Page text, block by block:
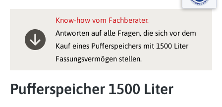
Know-how vom Fachberater.
Antworten auf alle Fragen, die sich vor dem
Kauf eines Pufferspeichers mit 1500 Liter
Fassungsvermögen stellen.
Pufferspeicher 1500 Liter